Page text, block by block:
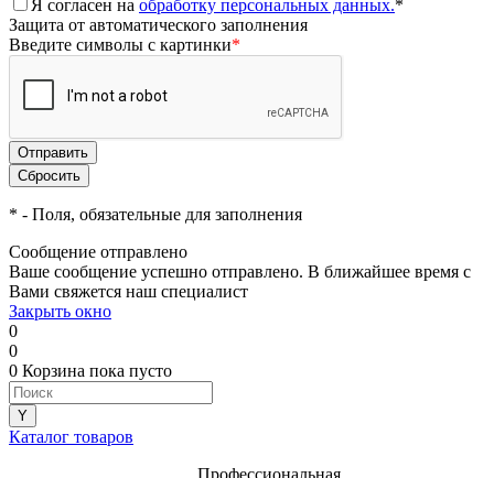
Я согласен на обработку персональных данных.*
Защита от автоматического заполнения
Введите символы с картинки*
* - Поля, обязательные для заполнения
Сообщение отправлено
Ваше сообщение успешно отправлено. В ближайшее время с
Вами свяжется наш специалист
Закрыть окно
0
0
0 Корзина пока пусто
Каталог товаров
Профессиональная